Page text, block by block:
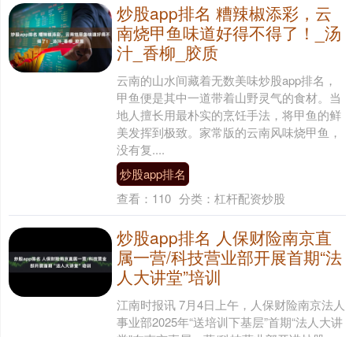
炒股app排名 糟辣椒添彩，云
南烧甲鱼味道好得不得了！_汤
汁_香柳_胶质
云南的山水间藏着无数美味炒股app排名，
甲鱼便是其中一道带着山野灵气的食材。当
地人擅长用最朴实的烹饪手法，将甲鱼的鲜
美发挥到极致。家常版的云南风味烧甲鱼，
没有复....
炒股app排名
查看： 110 分类： 杠杆配资炒股
炒股app排名 人保财险南京直
属一营/科技营业部开展首期“法
人大讲堂”培训
江南时报讯 7月4日上午，人保财险南京法人
事业部2025年“送培训下基层”首期“法人大讲